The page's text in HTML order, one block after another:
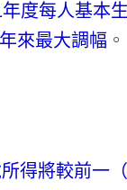
度每人基本
來最大調幅 。
得將較前一（